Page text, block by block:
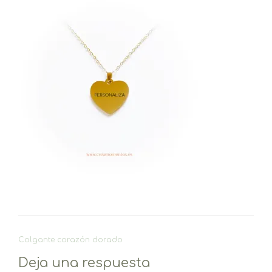
Navegación
entradas
Colgante corazón dorado
Deja una respuesta